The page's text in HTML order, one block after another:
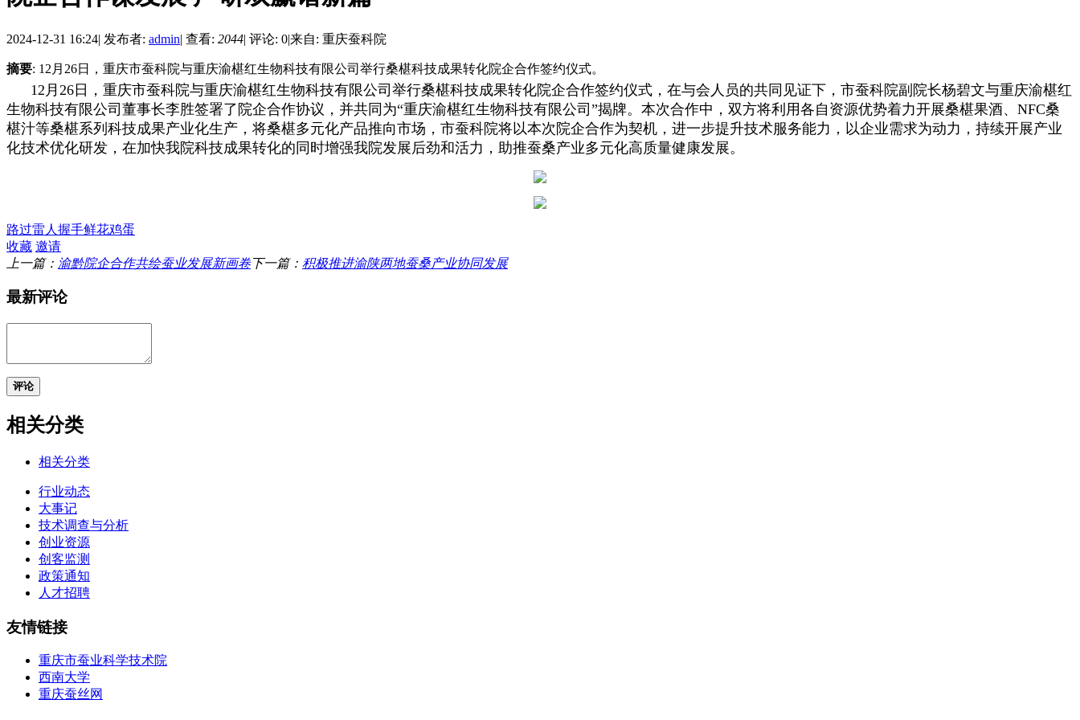
2024-12-31 16:24| 发布者: admin| 查看: 2044| 评论: 0|来自: 重庆蚕科院
摘要: 12月26日，重庆市蚕科院与重庆渝椹红生物科技有限公司举行桑椹科技成果转化院企合作签约仪式。
12月26日，重庆市蚕科院与重庆渝椹红生物科技有限公司举行桑椹科技成果转化院企合作签约仪式，在与会人员的共同见证下，市蚕科院副院长杨碧文与重庆渝椹红
生物科技有限公司董事长李胜签署了院企合作协议，并共同为“重庆渝椹红生物科技有限公司”揭牌。本次合作中，双方将利用各自资源优势着力开展桑椹果酒、NFC桑
椹汁等桑椹系列科技成果产业化生产 ，将桑椹多元化产品推向市场，市蚕科院将以本次院企合作为契机，进一步提升技术服务能力，以企业需求为动力，持续开展产业
化技术优化研发，在加快我院科技成果转化的同时增强我院发展后劲和活力，助推蚕桑产业多元化高质量健康发展。
路过雷人 握手鲜花鸡蛋
收藏 邀请
上一篇： 渝黔院企合作共绘蚕业发展新画卷下一篇： 积极推进渝陕两地蚕桑产业协同发展
最新评论
评论
相关分类
相关分类
行业动态
大事记
技术调查与分析
创业资源
创客监测
政策通知
人才招聘
友情链接
重庆市蚕业科学技术院
西南大学
重庆蚕丝网